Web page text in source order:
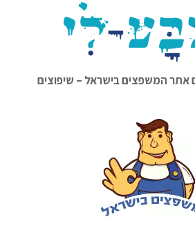
אתר המשפצים בישראל – שיפוצים